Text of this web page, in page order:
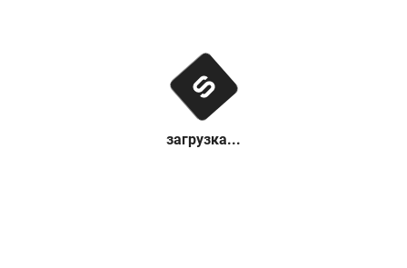
загрузка...